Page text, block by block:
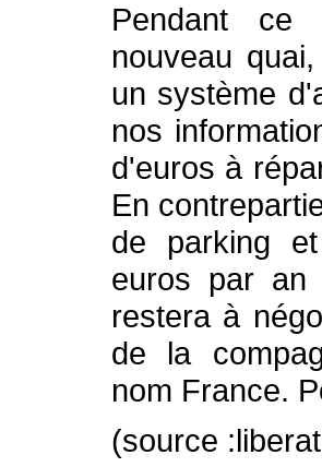
Pendant ce
nouveau
un système
nos
d'euros à
En
de parking
euros par an
restera à
de la
nom France.
(source